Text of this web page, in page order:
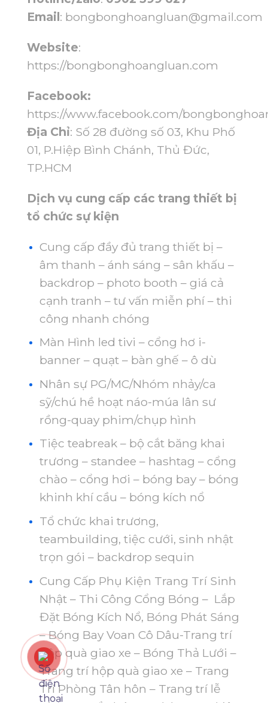
Email : bongbonghoangluan@gmail.com
Website:
https://bongbonghoangluan.com
Facebook:
https://www.facebook.com/
Địa Chỉ: Số 28 đường số 03, Khu Phố
01, P.Hiệp Bình Chánh, Thủ Đức,
TP.HCM
Dịch vụ cung cấp các trang thiết bị
tổ chức sự kiện
Cung cấp đầy đủ trang thiết bị –
âm thanh – ánh sáng – sân khấu –
backdrop – photo booth – giá cả
cạnh tranh – tư vấn miễn phí – thi
công nhanh chóng
Màn Hình led tivi – cổng hơ i-
banner – quạt – bàn ghế – ô dù
Nhân sự PG/MC/Nhóm nhảy/ca
sỹ/chú hề hoạt náo-múa lân sư
rồng-quay phim/chụp hình
Tiệc teabreak – bộ cắt băng khai
trương – standee – hashtag – cổng
chào – cổng hơi – bóng bay – bóng
khinh khí cầu – bóng kích nổ
Tổ chức khai trương,
teambuilding, tiệc cưới, sinh nhật
trọn gói – backdrop sequin
Cung Cấp Phụ Kiện Trang Trí Sinh
Nhật – Thi Công Cổng Bóng – Lắp
Đặt Bóng Kích Nổ, Bóng Phát Sáng
– Bóng Bay Voan Cô Dâu-Trang trí
hộp quà giao xe – Bóng Thả Lưới –
Trang trí hộp quà giao xe – Trang
Trí Phòng Tân hôn – Trang trí lễ